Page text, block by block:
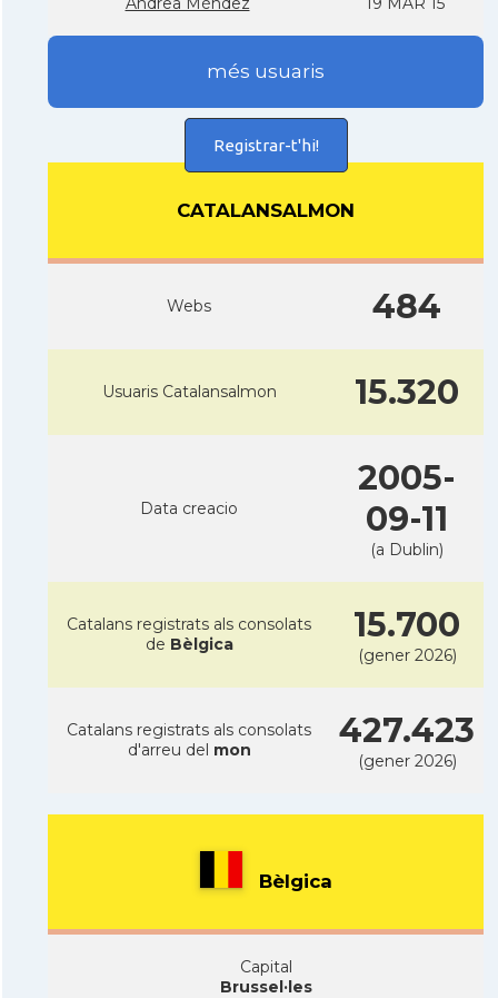
més usuaris
Registrar-t'hi!
CATALANSALMON
Webs 484
Usuaris Catalansalmon 15.320
Data creacio
2005-
09-11
(a Dublin)
Catalans registrats als consolats
de Bèlgica 15.700
(gener 2026)
Catalans registrats als consolats
d'arreu del mon 427.423
(gener 2026)
Bèlgica
Capital
Brussel·les